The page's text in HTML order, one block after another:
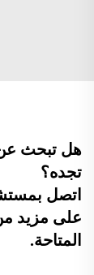
هل تبحث
تجده؟
اتصل
على مزيد
المتاحة.